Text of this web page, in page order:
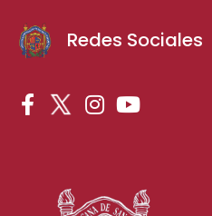
Redes Sociales